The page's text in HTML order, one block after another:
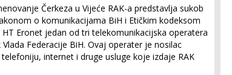
Čerkeza u Vijeće RAK-a predstavlja sukob
o komunikacijama BiH i Etičkim kodeksom
HT Eronet jedan od tri telekomunikacijska operatera
Federacije BiH. Ovaj operater je nosilac
internet i druge usluge koje izdaje RAK